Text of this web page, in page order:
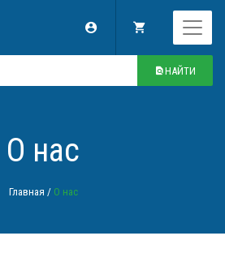
НАЙТИ
О нас
Главная / О нас